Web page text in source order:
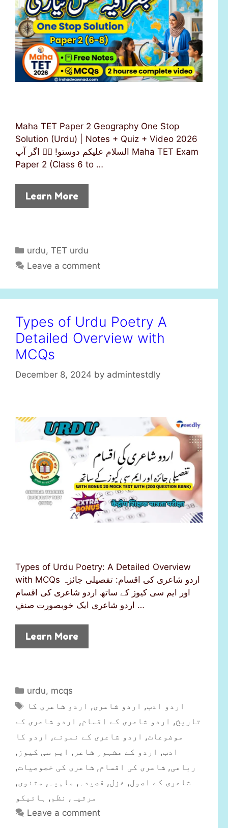
Maha TET Paper 2 Geography One Stop
Solution (Urdu) | Notes + Quiz + Video 2026
السلام علیکم دوستو! 🙋‍♂️ اگر آپ Maha TET Exam
Paper 2 (Class 6 to …
Learn More
C
a
e
g
r
i
e
s
urdu,TET urdu
Leave a comment
Types of Urdu Poetry A
Detailed Overview with
MCQs
December 8, 2024 by admintestdly
Types of Urdu Poetry: A Detailed Overview
with MCQs اردو شاعری کی اقسام: تفصیلی جائزہ
اور ایم سی کیوز کے ساتھ اردو شاعری کی اقسام
اردو شاعری ایک خوبصورت صنفِ …
Learn More
C
a
e
g
o
s
urdu, mcqs
T
s
اردو ادب, اردو شاعری, اردو شاعری کا
تاریخ, اردو شاعری کے اقسام, اردو شاعری کے
موضوعات, اردو شاعری کے نمونے, اردو کا
ادب, اردو کے مشہور شاعر , ایم سی کیوز ,
رباعی, شاعری کی اقسام, شاعری کی خصوصیات,
شاعری کے اصول, غزل, قصیدہ , ماہیہ , مثنوی,
مرثیہ , نظم , ہائیکو
Leave a comment